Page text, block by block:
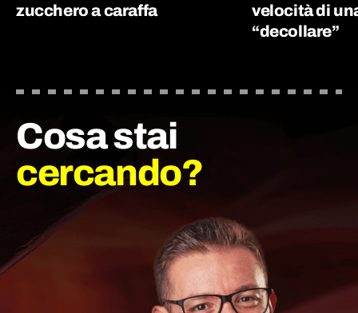
zucchero a caraffa
velocità di
“decollare”
Cosa stai
cercando?